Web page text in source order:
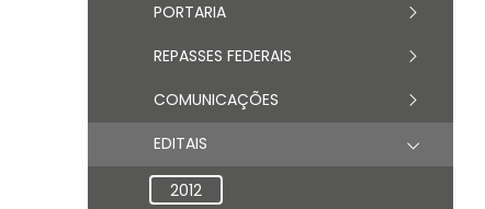
PORTARIA
REPASSES FEDERAIS
COMUNICAÇÕES
EDITAIS
2012